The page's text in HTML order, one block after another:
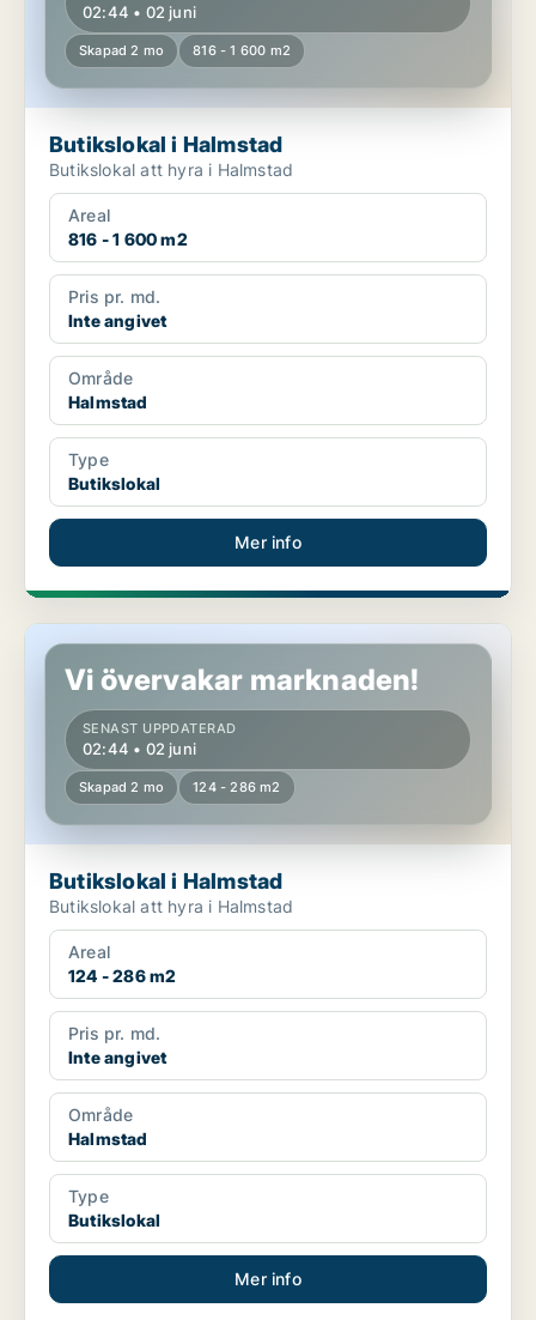
02:44 • 02 juni
Skapad 2 mo 816 - 1 600 m2
Butikslokal i Halmstad
Butikslokal att hyra i Halmstad
Areal
816 - 1 600 m2
Pris pr. md.
Inte angivet
Område
Halmstad
Type
Butikslokal
Mer info
Butikslokal i Halmstad
Vi övervakar marknaden!
SENAST UPPDATERAD
02:44 • 02 juni
Skapad 2 mo 124 - 286 m2
Butikslokal i Halmstad
Butikslokal att hyra i Halmstad
Areal
124 - 286 m2
Pris pr. md.
Inte angivet
Område
Halmstad
Type
Butikslokal
Mer info